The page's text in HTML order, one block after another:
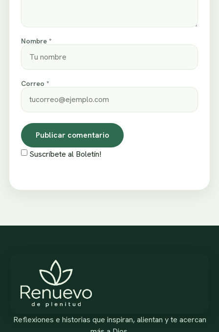
Nombre *
Correo *
Suscríbete al Boletín!
Reflexiones e historias que inspiran, alientan y te acercan